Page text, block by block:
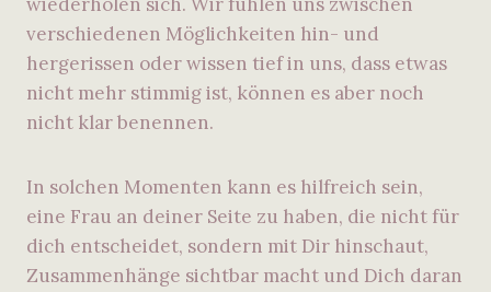
verschiedenen Möglichkeiten hin- und
hergerissen oder wissen tief in uns, dass etwas
nicht mehr stimmig ist, können es aber noch
nicht klar benennen.
In solchen Momenten kann es hilfreich sein,
eine Frau an deiner Seite zu haben, die nicht für
dich entscheidet, sondern mit Dir hinschaut,
Zusammenhänge sichtbar macht und Dich daran